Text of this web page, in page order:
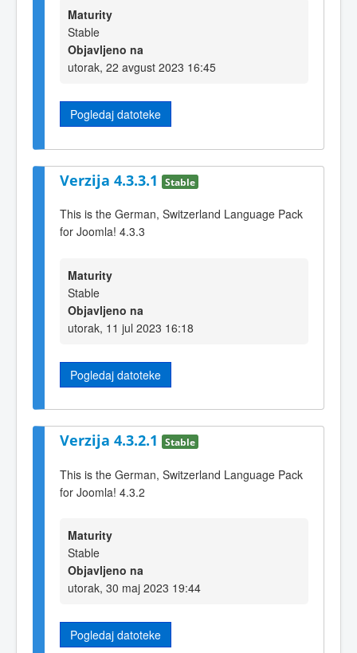
Maturity
Stable
Objavljeno na
utorak, 22 avgust 2023 16:45
Pogledaj datoteke
Verzija 4.3.3.1 Stable
This is the German, Switzerland Language Pack
for Joomla! 4.3.3
Maturity
Stable
Objavljeno na
utorak, 11 jul 2023 16:18
Pogledaj datoteke
Verzija 4.3.2.1 Stable
This is the German, Switzerland Language Pack
for Joomla! 4.3.2
Maturity
Stable
Objavljeno na
utorak, 30 maj 2023 19:44
Pogledaj datoteke